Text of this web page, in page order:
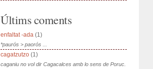
Últims coments
enfaltat -ada (1)
*paurós > paorós ...
cagatzutzo (1)
caganiu no vol dir Cagacalces amb lo sens de Poruc.